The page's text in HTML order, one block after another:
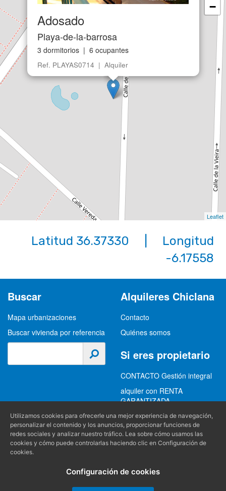
Adosado
Playa-de-la-barrosa
3 dormitorios | 6 ocupantes
Ref. PLAYAS0714 | Alquiler
−
Leaflet
Latitud 36.37330 | Longitud
-6.17558
Buscar
Mapa urbanizaciones
Buscar vivienda por referencia
Alquileres Chiclana
Contacto
Quiénes somos
Si eres propietario
CONTACTO Gestión integral
alquiler con RENTA
GARANTIZADA
GESTION INTEGRAL
ALQUILER
Información
Política de privacidad
(+34) 956 489 403
info@alquilereschiclana.com
Utilizamos cookies para ofrecerle una mejor experiencia de navegación,
personalizar el contenido y los anuncios, proporcionar funciones de
redes sociales y analizar nuestro tráfico. Lea sobre cómo usamos las
cookies y cómo puede controlarlas haciendo clic en Configuración de
cookies.
Configuración de cookies